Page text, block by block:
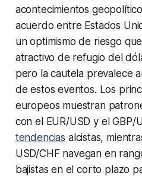
acontecimientos
acuerdo entre Estados
un optimismo de riesgo
atractivo de refugio del
pero la cautela prevalece
de estos eventos. Los
europeos muestran
con el EUR/USD y el GBP/
tendencias alcistas,
USD/CHF navegan en
bajistas en el corto plazo